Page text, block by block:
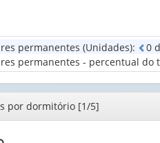
(1)
de
das
permanentes (Unidades): 0 d
permanentes - percentual do
por dormitório [1/5]